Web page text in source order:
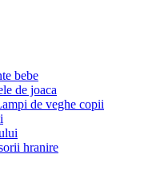
bebe
de joaca
de veghe copii
hranire